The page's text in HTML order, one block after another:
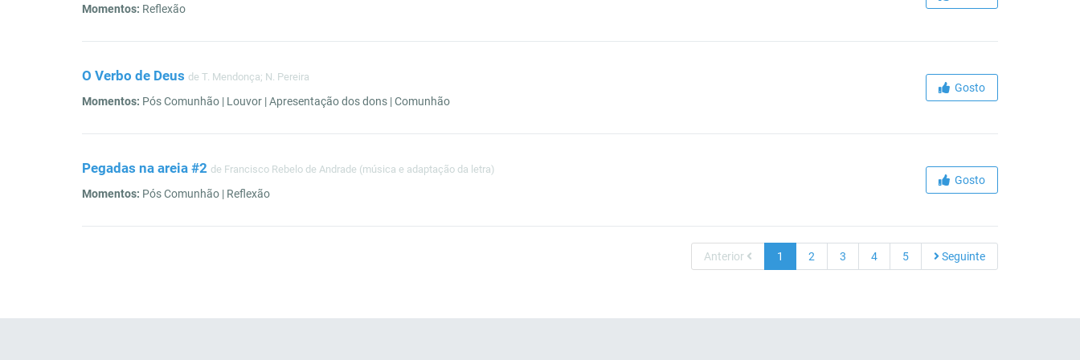
Momentos: Reflexão
O Verbo de Deus de T. Mendonça; N. Pereira
Momentos: Pós Comunhão | Louvor | Apresentação dos dons | Comunhão
Gosto
Pegadas na areia #2 de Francisco Rebelo de Andrade (música e adaptação da letra)
Momentos: Pós Comunhão | Reflexão
Gosto
Anterior 1 2 3 4 5 Seguinte